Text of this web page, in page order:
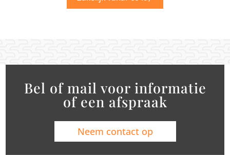
Bel of mail voor informatie
of een afspraak
Neem contact op